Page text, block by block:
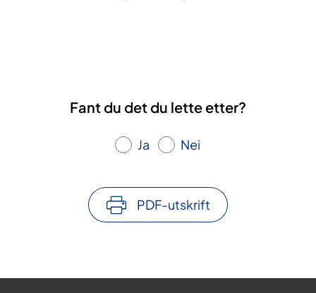
Fant du det du lette etter?
Ja Nei
PDF-utskrift